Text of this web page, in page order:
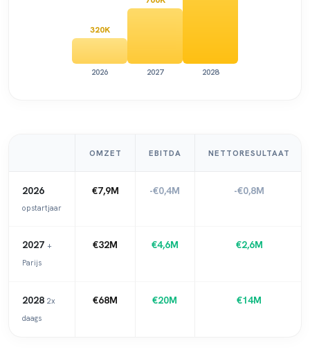
320K
2026 2027 2028
OMZET EBITDA NETTORESULTAAT
2026
opstartjaar
€7,9M -€0,4M -€0,8M
2027 +
Parijs
€32M €4,6M €2,6M
20282x
daags
€68M €20M €14M